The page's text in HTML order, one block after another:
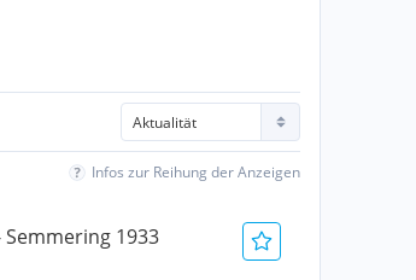
Infos zur Reihung der Anzeigen
1933